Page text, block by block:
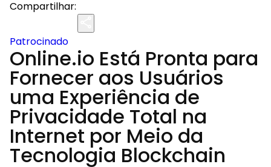
Compartilhar:
Patrocinado
Online.io Está Pronta para
Fornecer aos Usuários
uma Experiência de
Privacidade Total na
Internet por Meio da
Tecnologia Blockchain